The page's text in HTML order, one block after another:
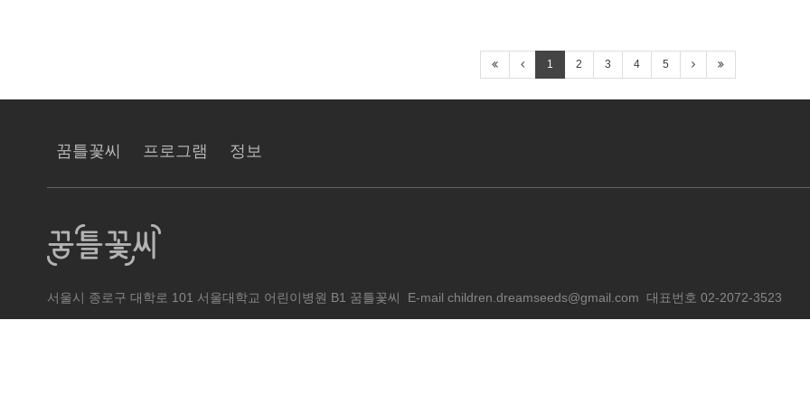
1 2 3 4 5
꿈틀꽃씨 프로그램 정보
서울시 종로구 대학로 101 서울대학교 어린이병원 ​B1 꿈틀꽃씨 E-mail children.dreamseeds@gmail.com 대표번호 02-2072-3523